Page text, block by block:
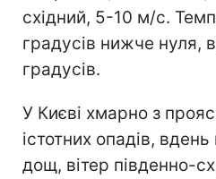
східний, 5-10 м/с.
градусів нижче нуля,
градусів.
У Києві хмарно з
істотних опадів,
дощ, вітер південно-